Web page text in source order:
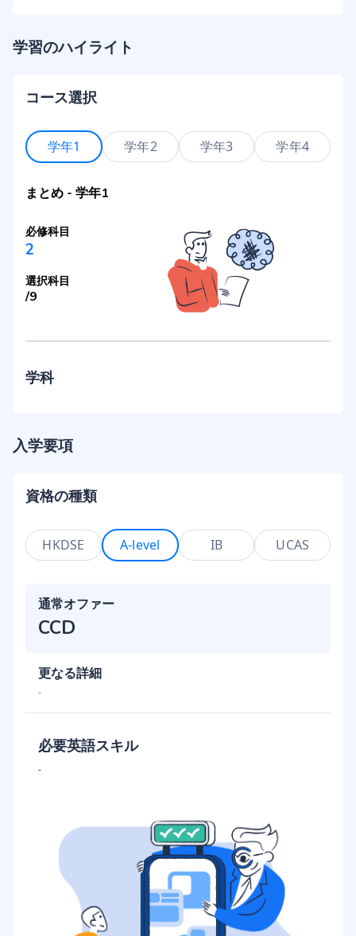
学習のハイライト
コース選択
学年1 学年2 学年3 学年4
まとめ - 学年1
必修科目
2
選択科目
/9
学科
入学要項
資格の種類
HKDSE A-level IB UCAS
通常オファー
CCD
更なる詳細
-
必要英語スキル
-